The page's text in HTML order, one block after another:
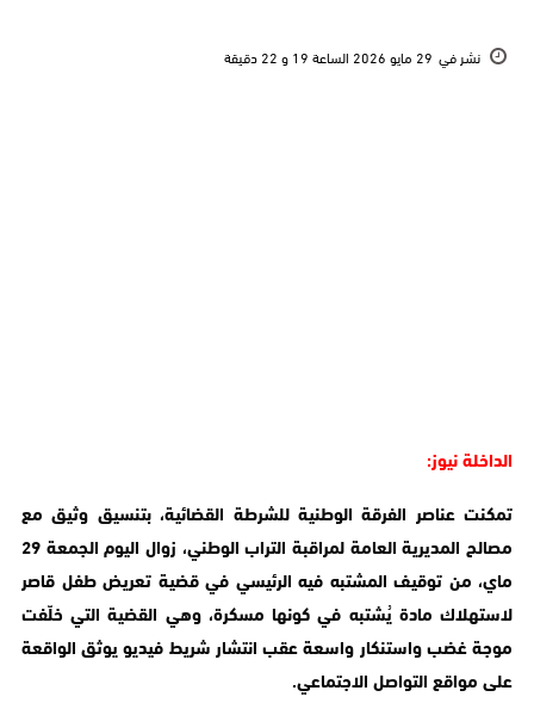
نشر في 29 مايو 2026 الساعة 19 و 22 دقيقة
الداخلة نيوز:
تمكنت عناصر الفرقة الوطنية للشرطة القضائية، بتنسيق وثيق مع
مصالح المديرية العامة لمراقبة التراب الوطني، زوال اليوم الجمعة 29
ماي، من توقيف المشتبه فيه الرئيسي في قضية تعريض طفل قاصر
لاستهلاك مادة يُشتبه في كونها مسكرة، وهي القضية التي خلّفت
موجة غضب واستنكار واسعة عقب انتشار شريط فيديو يوثق الواقعة
على مواقع التواصل الاجتماعي.